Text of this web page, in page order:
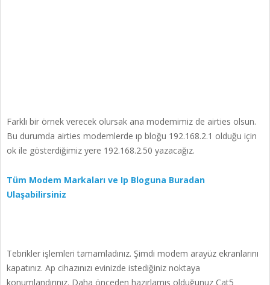
Farklı bir örnek verecek olursak ana modemimiz de airties olsun.
Bu durumda airties modemlerde ıp bloğu 192.168.2.1 olduğu için
ok ile gösterdiğimiz yere 192.168.2.50 yazacağız.
Tüm Modem Markaları ve Ip Bloguna Buradan
Ulaşabilirsiniz
Tebrikler işlemleri tamamladınız. Şimdi modem arayüz ekranlarını
kapatınız. Ap cihazınızı evinizde istediğiniz noktaya
konumlandırınız. Daha önceden hazırlamış olduğunuz Cat5